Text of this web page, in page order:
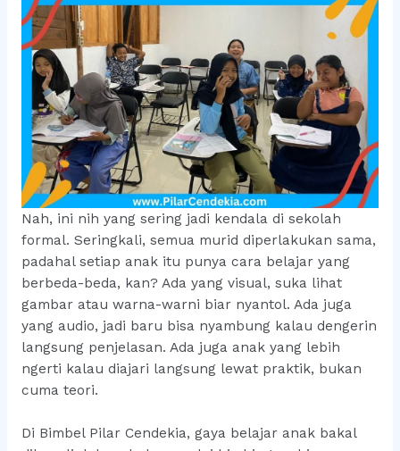
Nah, ini nih yang sering jadi kendala di sekolah
formal. Seringkali, semua murid diperlakukan sama,
padahal setiap anak itu punya cara belajar yang
berbeda-beda, kan? Ada yang visual, suka lihat
gambar atau warna-warni biar nyantol. Ada juga
yang audio, jadi baru bisa nyambung kalau dengerin
langsung penjelasan. Ada juga anak yang lebih
ngerti kalau diajari langsung lewat praktik, bukan
cuma teori.
Di Bimbel Pilar Cendekia, gaya belajar anak bakal